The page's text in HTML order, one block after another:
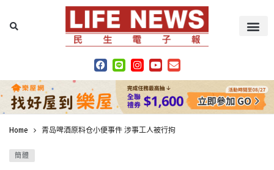
Home 青岛啤酒原料仓小便事件 涉事工人被行拘
簡體